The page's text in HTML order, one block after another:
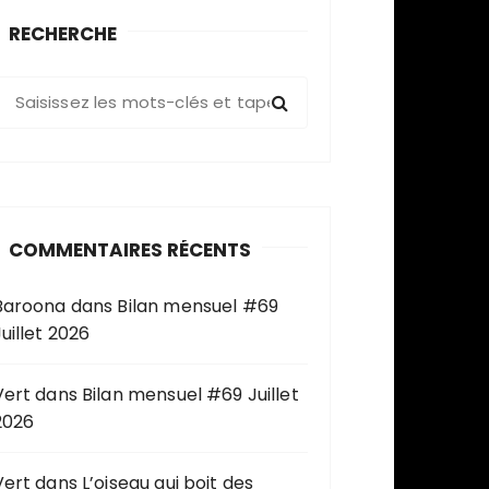
RECHERCHE
COMMENTAIRES RÉCENTS
dans Bilan mensuel #69
2026
dans Bilan mensuel #69 Juillet
dans L’oiseau qui boit des